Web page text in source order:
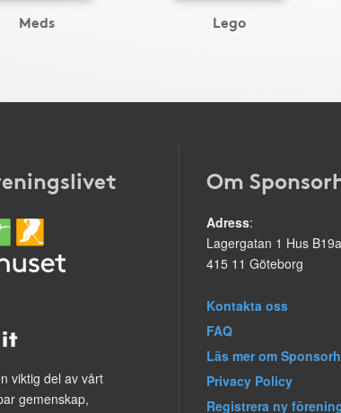
Meds Lego
viktig del av vårt
gemenskap,
Om
Adress:
Lagergatan 1 Hus
415 11 Göteborg
Kontakta oss
FAQ
Läs mer om
Privacy Policy
Registrera ny